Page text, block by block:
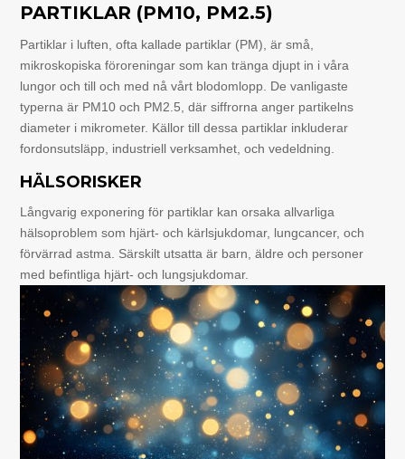
PARTIKLAR (PM10, PM2.5)
Partiklar i luften, ofta kallade partiklar (PM), är små,
mikroskopiska föroreningar som kan tränga djupt in i våra
lungor och till och med nå vårt blodomlopp. De vanligaste
typerna är PM10 och PM2.5, där siffrorna anger partikelns
diameter i mikrometer. Källor till dessa partiklar inkluderar
fordonsutsläpp, industriell verksamhet, och vedeldning.
HÄLSORISKER
Långvarig exponering för partiklar kan orsaka allvarliga
hälsoproblem som hjärt- och kärlsjukdomar, lungcancer, och
förvärrad astma. Särskilt utsatta är barn, äldre och personer
med befintliga hjärt- och lungsjukdomar.